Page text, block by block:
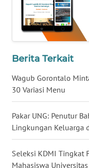
Berita Terkait
Wagub Gorontalo
30 Variasi Menu
Pakar UNG: Penutur
Lingkungan Keluarga
Seleksi KDMI Tingkat
Mahasiswa
WN
JOGJA
WN
WN
BALI
WN
KALBAR
WN